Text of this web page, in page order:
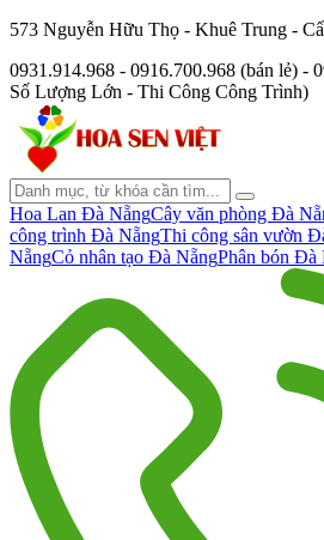
573 Nguyễn Hữu Thọ - Khuê Trung -
0931.914.968 - 0916.700.968 (bán lẻ) -
Số Lượng Lớn - Thi Công Công Trình)
Hoa Lan Đà NẵngCây văn phòng Đà
công trình Đà NẵngThi công sân vườn
NẵngCỏ nhân tạo Đà NẵngPhân bón Đà